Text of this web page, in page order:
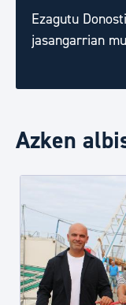
Ezagutu
jasangarrian
Azken